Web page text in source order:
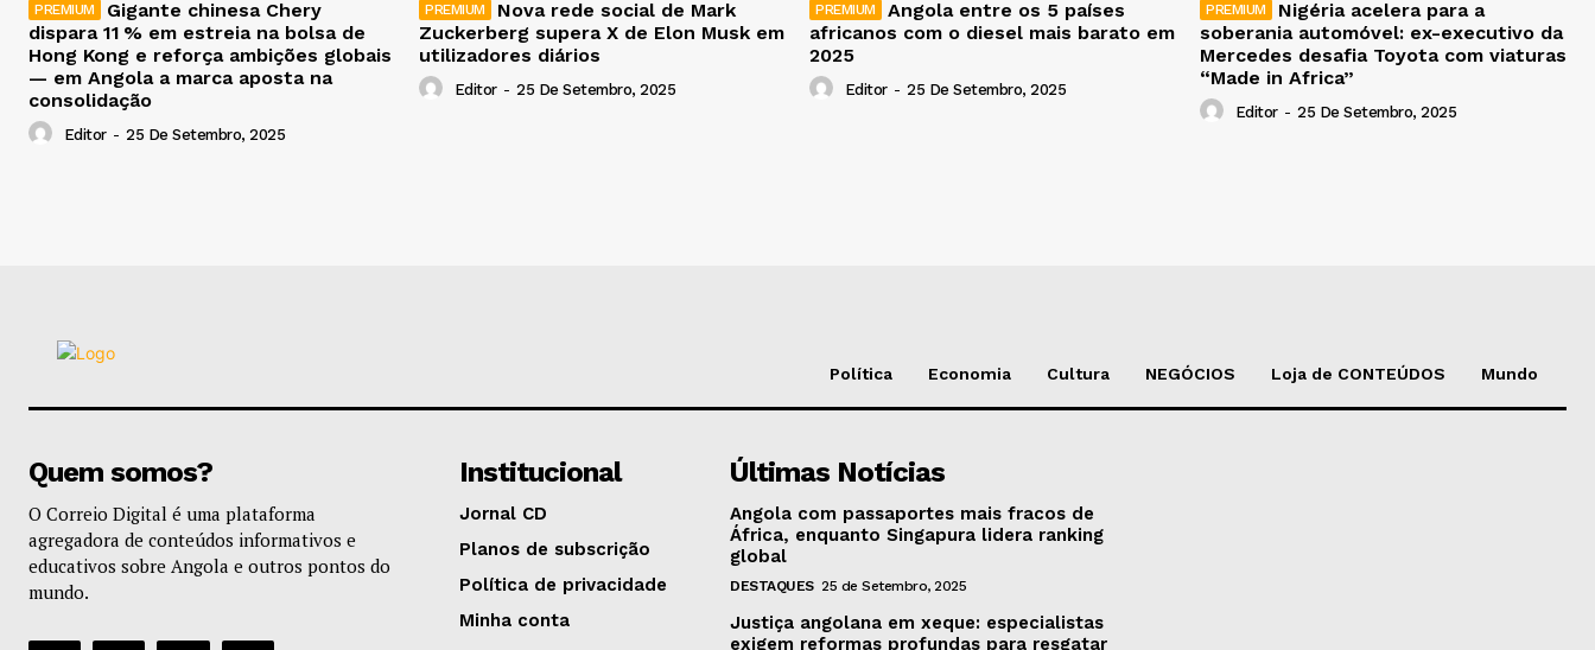
Gigante chinesa Chery
dispara 11 % em estreia na bolsa de
Hong Kong e reforça ambições globais
— em Angola a marca aposta na
consolidação
Editor - 25 De Setembro, 2025
Nova rede social de Mark
Zuckerberg supera X de Elon Musk em
utilizadores diários
Editor - 25 De Setembro, 2025
Angola entre os 5 países
africanos com o diesel mais barato em
2025
Editor - 25 De Setembro, 2025
Nigéria acelera para a
soberania automóvel: ex-executivo da
Mercedes desafia Toyota com viaturas
“Made in Africa”
Editor - 25 De Setembro, 2025
Política Economia Cultura NEGÓCIOS Loja de CONTEÚDOS Mundo
Quem somos?
O Correio Digital é uma plataforma
agregadora de conteúdos informativos e
educativos sobre Angola e outros pontos do
mundo.
Institucional
Jornal CD
Planos de subscrição
Política de privacidade
Minha conta
Últimas Notícias
Angola com passaportes mais fracos de
África, enquanto Singapura lidera ranking
global
DESTAQUES 25 de Setembro, 2025
Justiça angolana em xeque: especialistas
exigem reformas profundas para resgatar